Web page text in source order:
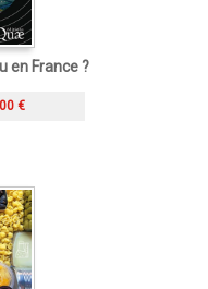
en France ?
€